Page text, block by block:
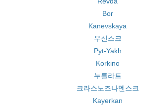
Bor
Kanevskaya
우신스크
Pyt-Yakh
Korkino
누를라트
크라스노즈나멘스크
Kayerkan